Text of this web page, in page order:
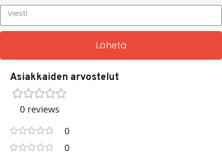
Lähetä
Asiakkaiden arvostelut
0 reviews
0
0